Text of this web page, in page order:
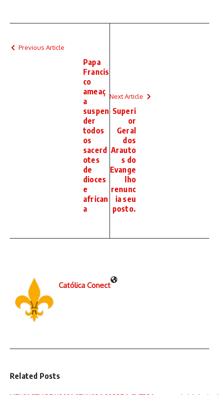
Previous Article
Papa
Francis
co
ameaç
a
suspen
der
todos
os
sacerd
otes
de
dioces
e
african
a
Next Article
Superi
or
Geral
dos
Arauto
s do
Evange
lho
renunc
ia seu
posto.
Católica Conect
Related Posts